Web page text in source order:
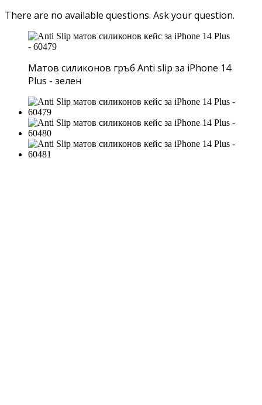
There are no available questions. Ask your question.
Матов силиконов гръб Anti slip за iPhone 14
Plus - зелен